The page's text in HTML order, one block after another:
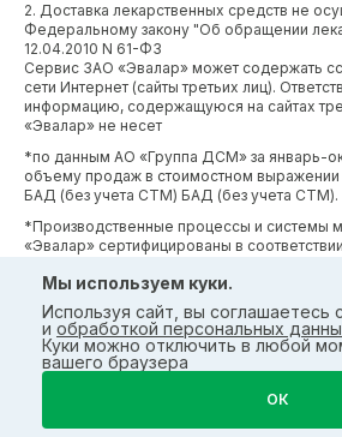
2. Доставка лекарственных средств не
Федеральному закону "Об обращении
12.04.2010 N 61-ФЗ
Сервис ЗАО «Эвалар» может содержать
сети Интернет (сайты третьих лиц).
информацию, содержащуюся на сайтах
«Эвалар» не несет
*по данным АО «Группа ДСМ» за январь-
объему продаж в стоимостном выражении
БАД (без учета СТМ) БАД (без учета СТМ).
*Производственные процессы и системы
«Эвалар» сертифицированы в
Мы используем куки.
Используя сайт, вы соглашаетесь с
и обработкой персональных
Куки можно отключить в любой
вашего браузера
ОК